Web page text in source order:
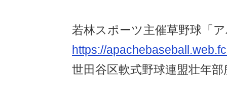
若林スポーツ主催草野球「
https://
世田谷区軟式野球連盟壮年部